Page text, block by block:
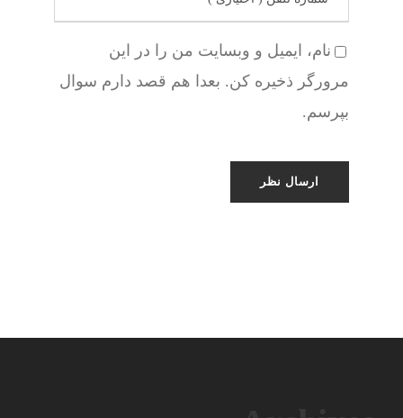
نام، ایمیل و وبسایت من را در این
مرورگر ذخیره کن. بعدا هم قصد دارم سوال
بپرسم.